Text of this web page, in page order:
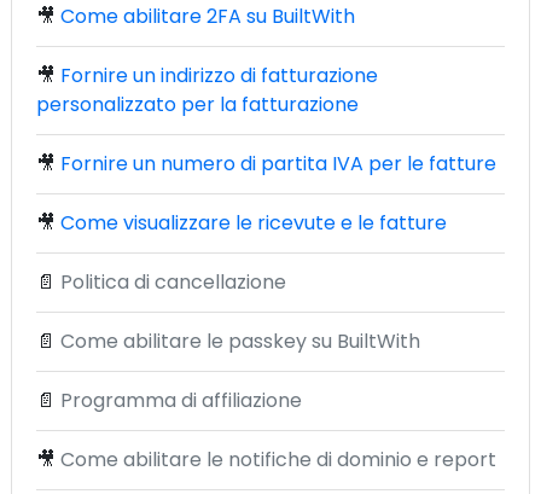
🎥 Come abilitare 2FA su BuiltWith
🎥 Fornire un indirizzo di fatturazione
personalizzato per la fatturazione
🎥 Fornire un numero di partita IVA per le fatture
🎥 Come visualizzare le ricevute e le fatture
📄 Politica di cancellazione
📄 Come abilitare le passkey su BuiltWith
📄 Programma di affiliazione
🎥 Come abilitare le notifiche di dominio e report